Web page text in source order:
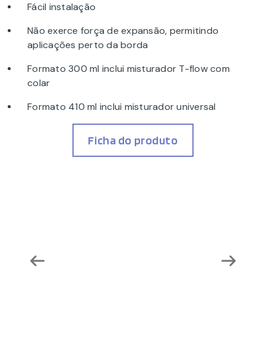
Fácil instalação
Não exerce força de expansão, permitindo
aplicações perto da borda
Formato 300 ml inclui misturador T-flow com
colar
Formato 410 ml inclui misturador universal
Ficha do produto